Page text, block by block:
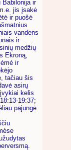
Babilonija ir
jis įsakė
ir puošė
vandens
ir
medžių
Ekroną,
ir
tačiau šis
asirų
kelis
19:37;
pajungė